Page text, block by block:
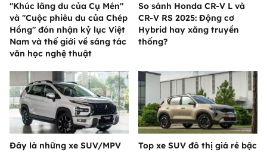
"Khúc lãng du của Cụ Mén"
và "Cuộc phiêu du của Chép
Hồng" đón nhận kỷ lục Việt
Nam và thế giới về sáng tác
văn học nghệ thuật
So sánh Honda CR-V L và
CR-V RS 2025: Động cơ
Hybrid hay xăng truyền
thống?
Đây là những xe SUV/MPV
Top xe SUV đô thị giá rẻ bậc